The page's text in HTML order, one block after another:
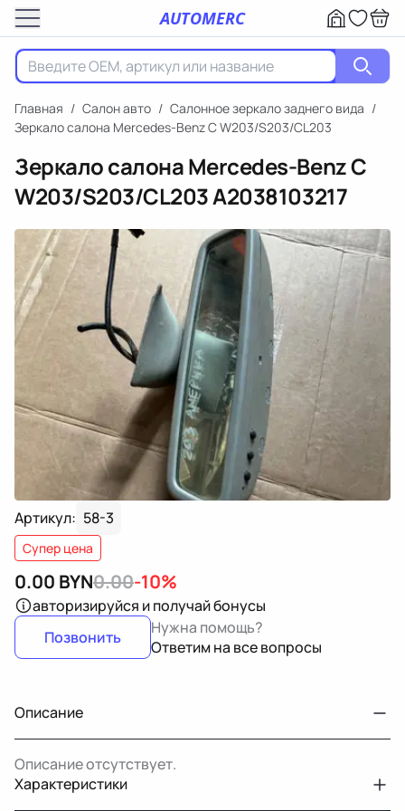
AUTOMERC
Главная / Салон авто / Салонное зеркало заднего вида /
Зеркало салона Mercedes-Benz C W203/S203/CL203
Зеркало салона Mercedes-Benz C
W203/S203/CL203A2038103217
Артикул: 58-3
Супер цена
0.00 BYN0.00-10%
авторизируйся и получай бонусы
Позвонить
Нужна помощь?
Ответим на все вопросы
Описание
Описание отсутствует.
Характеристики